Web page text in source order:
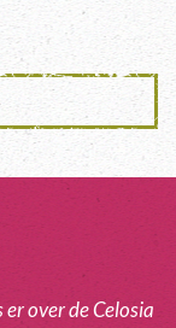
over de Celosia